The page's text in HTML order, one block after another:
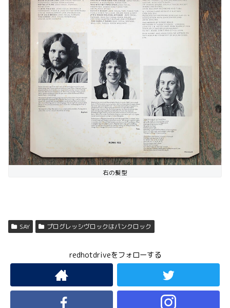
右の髪型
SAY プログレッシヴロックはパンクロック
redhotdriveをフォローする